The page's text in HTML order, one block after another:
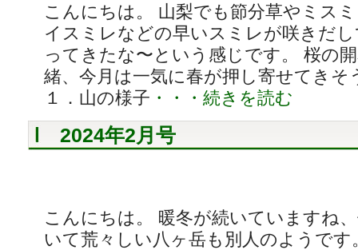
こんにちは。 山梨でも節分草やミス
イスミレなどの早いスミレが咲きだ
ってきたな〜という感じです。 桜の
緒、今月は一気に春が押し寄せてきそ
１．山の様子 ・・・続きを読む
2024年2月号
こんにちは。 暖冬が続いていますね
いて荒々しい八ヶ岳も別人のようです